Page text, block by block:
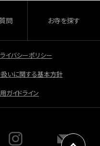
問 お寺を探す
イバシーポリシー
いに関する基本方針
ガイドライン